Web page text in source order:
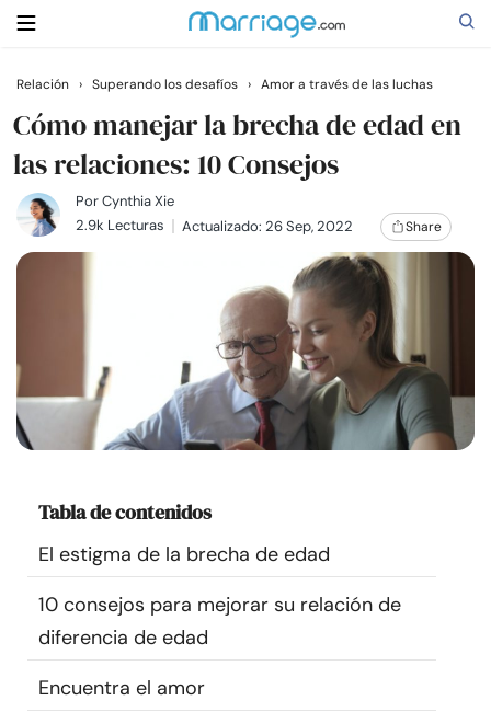
Buscar
Casarse
Relaciones
Ayuda
Cursos
Recursos
Comunidad
Encuentra un terapeuta
Idioma
Relación › Superando los desafíos › Amor a través de las luchas
Cómo manejar la brecha de edad en
las relaciones: 10 Consejos
PorCynthia Xie
2.9k Lecturas
Actualizado: 26 Sep, 2022 Share
Tabla de contenidos
El estigma de la brecha de edad
10 consejos para mejorar su relación de
diferencia de edad
Encuentra el amor